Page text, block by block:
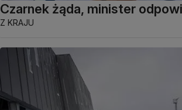
Czarnek żąda, minister
Z KRAJU